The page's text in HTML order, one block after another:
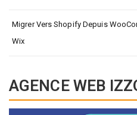
Migrer Vers Shopify Depuis
Wix
AGENCE WEB